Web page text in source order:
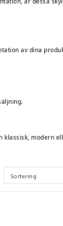
av dina
modern
Sortering